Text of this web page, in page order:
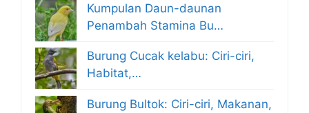
Kumpulan Daun-daunan
Penambah Stamina Bu…
Burung Cucak kelabu: Ciri-ciri,
Habitat,…
Burung Bultok: Ciri-ciri, Makanan,